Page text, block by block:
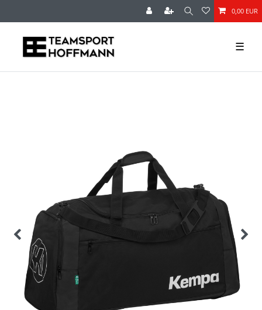
0,00 EUR
☰